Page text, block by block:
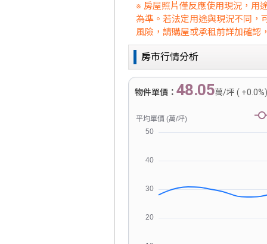
※ 房屋照片僅反應使用現況，用
為準。若法定用途與現況不同，
風險，請購屋或承租前詳加確認
房市行情分析
物件單價： 48.05萬/坪 (